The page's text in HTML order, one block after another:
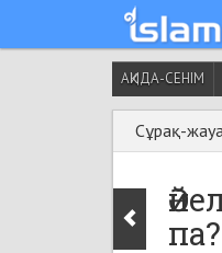
АҚИДА-СЕНІМ
Сұрақ-
па?